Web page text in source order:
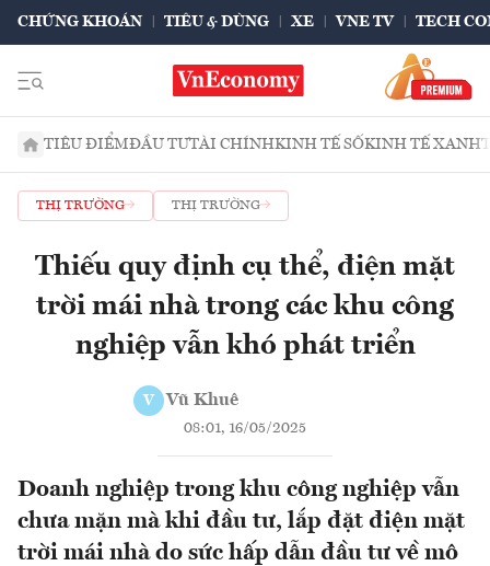
CHỨNG KHOÁN TIÊU & DÙNG XE VNE TV TECH
TIÊU ĐIỂMĐẦU TƯTÀI CHÍNHKINH TẾ SỐKINH TẾ XANH
THỊ TRƯỜNG THỊ TRƯỜNG
Thiếu quy định cụ thể, điện mặt
trời mái nhà trong các khu công
nghiệp vẫn khó phát triển
V Vũ Khuê
08:01, 16/05/2025
Doanh nghiệp trong khu công nghiệp vẫn
chưa mặn mà khi đầu tư, lắp đặt điện mặt
trời mái nhà do sức hấp dẫn đầu tư về mô